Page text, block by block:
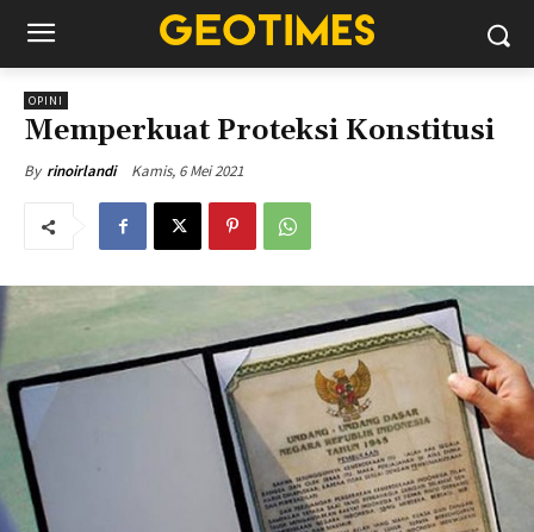
OPINI
Memperkuat Proteksi Konstitusi
By rinoirlandi Kamis, 6 Mei 2021